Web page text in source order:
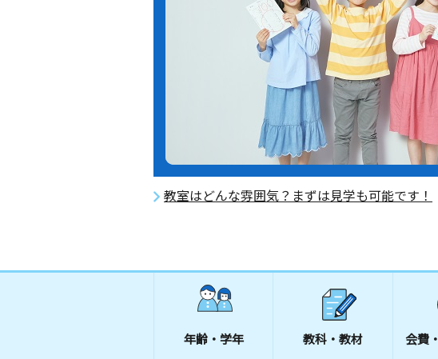
教室はどんな雰囲気？まずは見学も可能です！
年齢・学年 教科・教材 会費・